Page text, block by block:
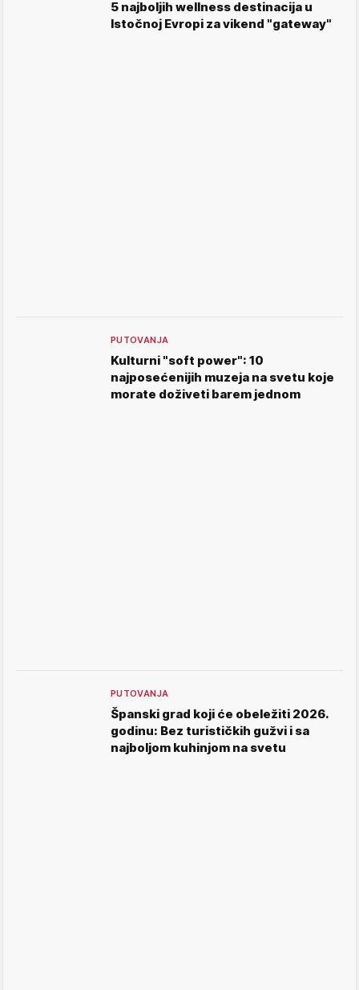
5 najboljih wellness destinacija u
Istočnoj Evropi za vikend "gateway"
PUTOVANJA
Kulturni "soft power": 10
najposećenijih muzeja na svetu koje
morate doživeti barem jednom
PUTOVANJA
Španski grad koji će obeležiti 2026.
godinu: Bez turističkih gužvi i sa
najboljom kuhinjom na svetu